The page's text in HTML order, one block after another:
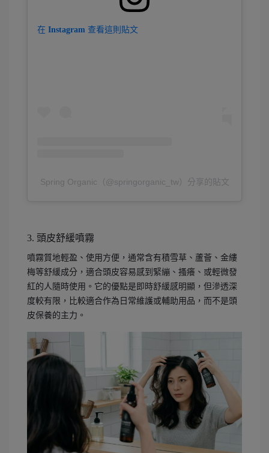
在 Instagram 查看這則貼文
Spring Organic（@springorganic_tw）分享的貼文
3. 頭皮舒緩噴霧
噴霧質地輕盈、使用方便，通常含有積雪草、蘆薈、金縷
梅等舒緩成分，適合頭皮容易感到緊繃、搔癢、或輕微發
紅的人隨時使用。它的優點是即時舒緩感明顯，但滲透深
度較有限，比較適合作為日常維護或輔助用品，而不是頭
皮保養的主力。